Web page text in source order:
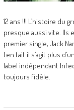
12 ans !!! L’histoire du
presque aussi vite. Ils
premier single, Jack
(en fait il s’agit plus
label indépendant
toujours fidèle.